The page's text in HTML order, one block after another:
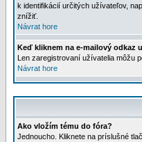
k identifikácií určitých užívateľov,
znížiť.
Návrat hore
Keď kliknem na e-mailový odkaz
Len zaregistrovaní užívatelia môžu
Návrat hore
Ako vložím tému do fóra?
Jednoucho. Kliknete na príslušné